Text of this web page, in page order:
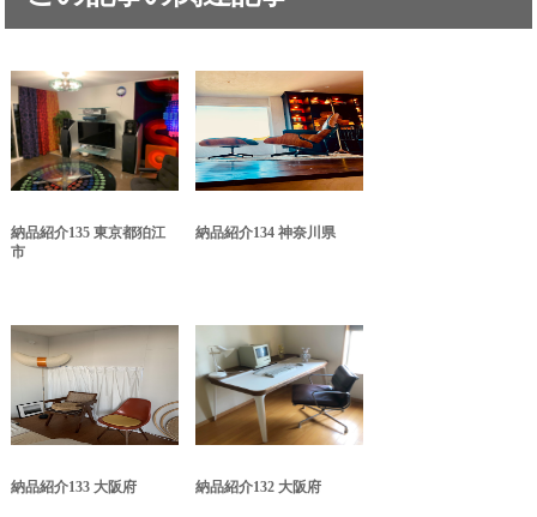
納品紹介135 東京都狛江
市
納品紹介134 神奈川県
納品紹介133 大阪府 納品紹介132 大阪府